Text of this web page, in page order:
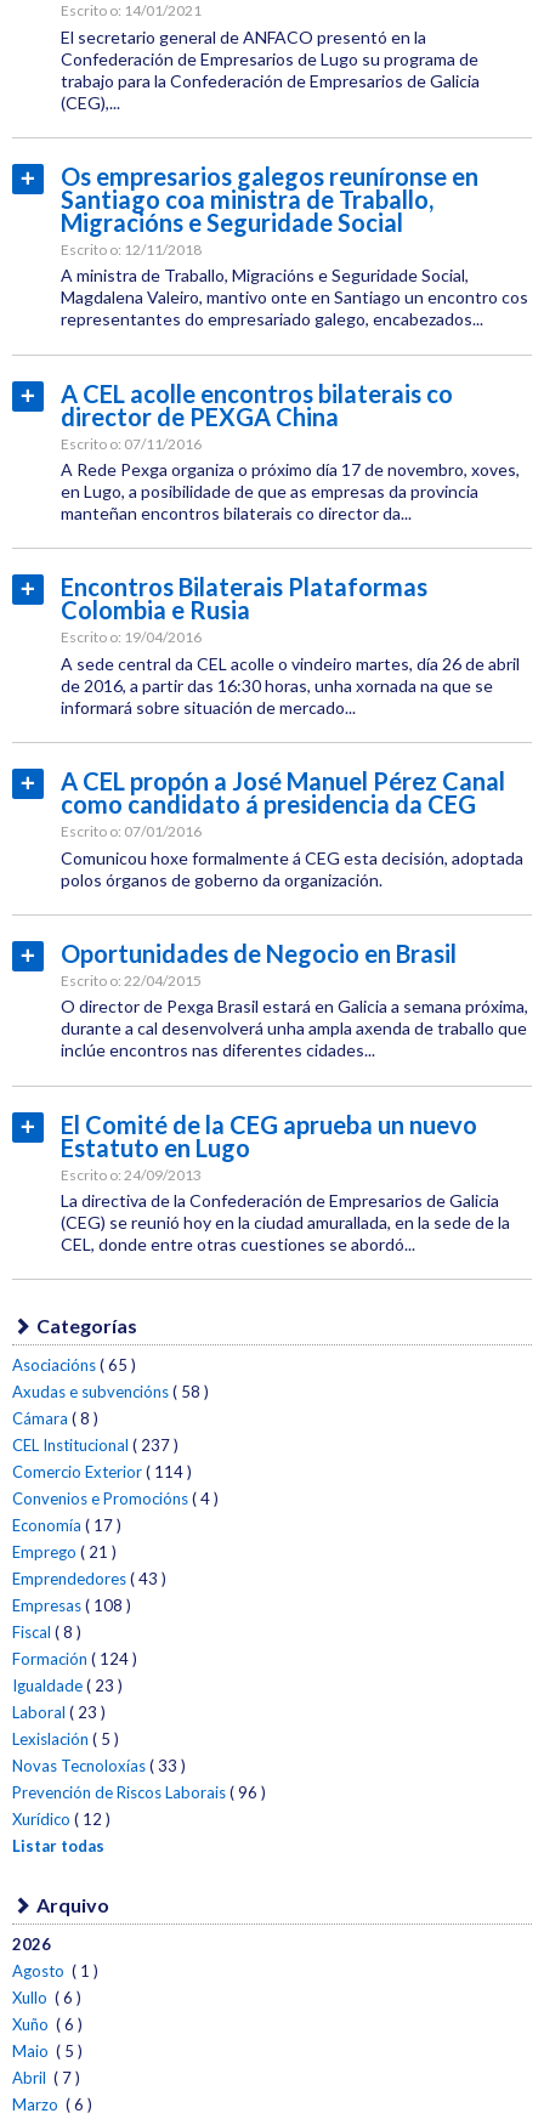
CEG
Escrito o: 14/01/2021
El secretario general de ANFACO presentó en la
Confederación de Empresarios de Lugo su programa de
trabajo para la Confederación de Empresarios de Galicia
(CEG),...
CEL
Institucional
Etiquetas:
CEG
Os empresarios galegos reuníronse en
Santiago coa ministra de Traballo,
Migracións e Seguridade Social
Escrito o: 12/11/2018
A ministra de Traballo, Migracións e Seguridade Social,
Magdalena Valeiro, mantivo onte en Santiago un encontro cos
representantes do empresariado galego, encabezados...
máis...
Categoría:
CEL
Institucional
Etiquetas:
CEL
CEG
A CEL acolle encontros bilaterais co
director de PEXGA China
Escrito o: 07/11/2016
A Rede Pexga organiza o próximo día 17 de novembro, xoves,
en Lugo, a posibilidade de que as empresas da provincia
manteñan encontros bilaterais co director da...
máis...
Comercio
Exterior
Etiquetas:
CEG
Encontros Bilaterais Plataformas
Colombia e Rusia
Escrito o: 19/04/2016
A sede central da CEL acolle o vindeiro martes, día 26 de abril
de 2016, a partir das 16:30 horas, unha xornada na que se
informará sobre situación de mercado...
máis...
Comercio
Exterior
A CEL propón a José Manuel Pérez Canal
como candidato á presidencia da CEG
Escrito o: 07/01/2016
Comunicou hoxe formalmente á CEG esta decisión, adoptada
polos órganos de goberno da organización.
máis...
CEL
Institucional
CEL
Oportunidades de Negocio en Brasil
Escrito o: 22/04/2015
O director de Pexga Brasil estará en Galicia a semana próxima,
durante a cal desenvolverá unha ampla axenda de traballo que
inclúe encontros nas diferentes cidades...
máis...
Categoría:
Comercio
Exterior
Etiquetas:
CEL
Xornadas
El Comité de la CEG aprueba un nuevo
Estatuto en Lugo
Escrito o: 24/09/2013
La directiva de la Confederación de Empresarios de Galicia
(CEG) se reunió hoy en la ciudad amurallada, en la sede de la
CEL, donde entre otras cuestiones se abordó...
máis...
Institucional
Etiquetas:
Emprendedores
CEG
Categorías
Asociacións( 65 )
Axudas e subvencións( 58 )
Cámara ( 8 )
CEL Institucional ( 237 )
Comercio Exterior( 114 )
Convenios e Promocións( 4 )
Economía ( 17 )
Emprego ( 21 )
Emprendedores( 43 )
Empresas( 108 )
Fiscal ( 8 )
Formación ( 124 )
Igualdade( 23 )
Laboral ( 23 )
Lexislación ( 5 )
Novas Tecnoloxías( 33 )
Prevención de Riscos Laborais( 96 )
Xurídico ( 12 )
Listar todas
Arquivo
2026
Agosto ( 1 )
Xullo ( 6 )
Xuño ( 6 )
Maio ( 5 )
Abril ( 7 )
Marzo ( 6 )